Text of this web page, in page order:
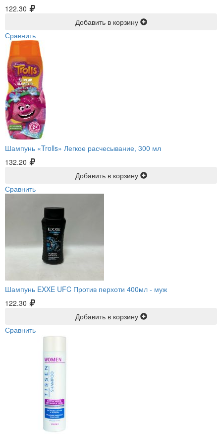
122.30
Добавить в корзину
Сравнить
Шампунь «Trolls» Легкое расчесывание, 300 мл
132.20
Добавить в корзину
Сравнить
Шампунь EXXE UFC Против перхоти 400мл - муж
122.30
Добавить в корзину
Сравнить